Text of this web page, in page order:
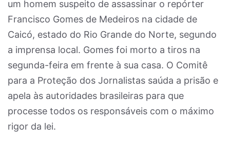
um homem suspeito de assassinar o repórter
Francisco Gomes de Medeiros na cidade de
Caicó, estado do Rio Grande do Norte, segundo
a imprensa local. Gomes foi morto a tiros na
segunda-feira em frente à sua casa. O Comitê
para a Proteção dos Jornalistas saúda a prisão e
apela às autoridades brasileiras para que
processe todos os responsáveis com o máximo
rigor da lei.